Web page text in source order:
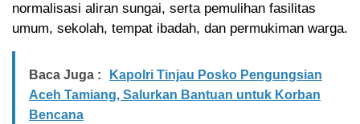
normalisasi aliran sungai, serta pemulihan fasilitas
umum, sekolah, tempat ibadah, dan permukiman warga.
Baca Juga :
Kapolri Tinjau Posko Pengungsian
Aceh Tamiang, Salurkan Bantuan untuk Korban
Bencana